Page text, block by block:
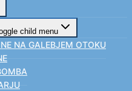
child menu
NA GALEBJEM OTOKU